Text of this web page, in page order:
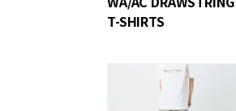
T-SHIRTS